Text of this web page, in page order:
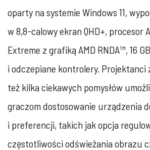
oparty na systemie Windows 11,
w 8,8-calowy ekran QHD+, procesor
Extreme z grafiką AMD RNDA™, 16
i odczepiane kontrolery. Projektanci
też kilka ciekawych pomysłów
graczom dostosowanie urządzenia
i preferencji, takich jak opcja
częstotliwości odświeżania obrazu